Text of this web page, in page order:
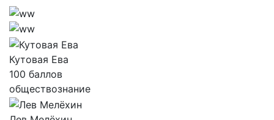
Кутовая Ева
100 баллов
обществознание